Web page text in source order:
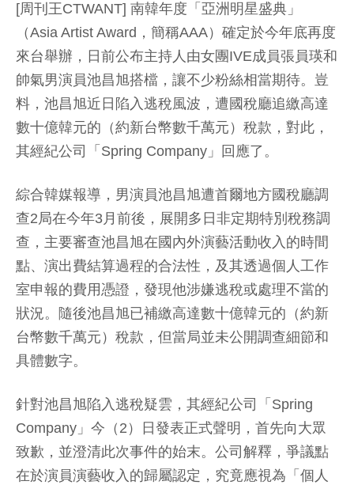
[周刊王CTWANT] 南韓年度「亞洲明星盛典」
（Asia Artist Award，簡稱AAA）確定於今年底再度
來台舉辦，日前公布主持人由女團IVE成員張員瑛和
帥氣男演員池昌旭搭檔，讓不少粉絲相當期待。豈
料，池昌旭近日陷入逃稅風波，遭國稅廳追繳高達
數十億韓元的（約新台幣數千萬元）稅款，對此，
其經紀公司「Spring Company」回應了。
綜合韓媒報導，男演員池昌旭遭首爾地方國稅廳調
查2局在今年3月前後，展開多日非定期特別稅務調
查，主要審查池昌旭在國內外演藝活動收入的時間
點、演出費結算過程的合法性，及其透過個人工作
室申報的費用憑證，發現他涉嫌逃稅或處理不當的
狀況。隨後池昌旭已補繳高達數十億韓元的（約新
台幣數千萬元）稅款，但當局並未公開調查細節和
具體數字。
針對池昌旭陷入逃稅疑雲，其經紀公司「Spring
Company」今（2）日發表正式聲明，首先向大眾
致歉，並澄清此次事件的始末。公司解釋，爭議點
在於演員演藝收入的歸屬認定，究竟應視為「個人